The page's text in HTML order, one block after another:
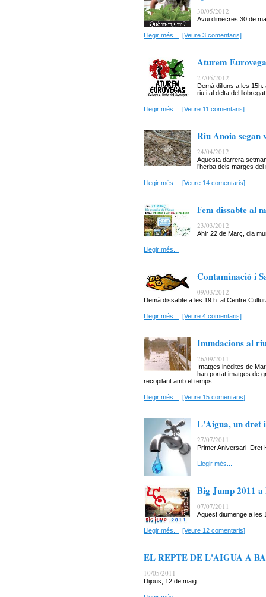
30/05/2012
Avui dimecres 30 de
Llegir més... [Veure 3 comentaris]
Aturem
27/05/2012
Demá dilluns a les
riu i al delta del
Llegir més... [Veure 11 comentaris]
Riu Anoia segan
24/04/2012
Aquesta darrera
l’herba dels marges
Llegir més... [Veure 14 comentaris]
Fem dissabte al
23/03/2012
Ahir 22 de Març, dia
Llegir més...
Contaminació i
09/03/2012
Demà dissabte a les 19 h. al Centre
Llegir més... [Veure 4 comentaris]
Inundacions al
26/09/2011
Imatges inèdites de
han portat imatges de
recopilant amb el temps.
Llegir més... [Veure 15 comentaris]
L'Aigua, un dret
27/07/2011
Primer Aniversari Dret
Llegir més...
Big Jump 2011
07/07/2011
Aquest diumenge a les
Llegir més... [Veure 12 comentaris]
EL REPTE DE L'AIGUA A
10/05/2011
Dijous, 12 de maig